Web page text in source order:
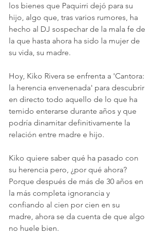
los bienes que Paquirri dejó para su
hijo, algo que, tras varios rumores, ha
hecho al DJ sospechar de la mala fe de
la que hasta ahora ha sido la mujer de
su vida, su madre.
Hoy, Kiko Rivera se enfrenta a 'Cantora:
la herencia envenenada' para descubrir
en directo todo aquello de lo que ha
temido enterarse durante años y que
podría dinamitar definitivamente la
relación entre madre e hijo.
Kiko quiere saber qué ha pasado con
su herencia pero, ¿por qué ahora?
Porque después de más de 30 años en
la más completa ignorancia y
confiando al cien por cien en su
madre, ahora se da cuenta de que algo
no huele bien.